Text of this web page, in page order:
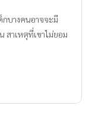
บางคนอาจจะมี
สาเหตุที่เขาไม่ยอม